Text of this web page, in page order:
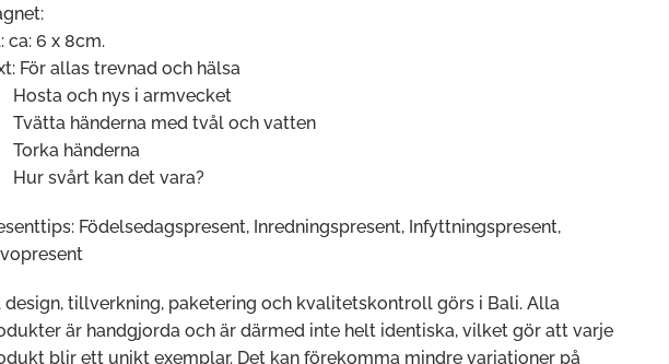
ca: 6 x 8cm.
För allas trevnad och hälsa
och nys i armvecket
händerna med tvål och vatten
händerna
svårt kan det vara?
Födelsedagspresent, Inredningspresent, Infyttningspresent,
design, tillverkning, paketering och kvalitetskontroll görs i Bali. Alla
är handgjorda och är därmed inte helt identiska, vilket gör att varje
blir ett unikt exemplar. Det kan förekomma mindre variationer på